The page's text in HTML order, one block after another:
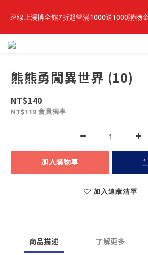
最新開賣🔥「全知讀者視角」
🎉線上漫博全館7折起💛滿1000送1000購物
【抽籤堂】 影之強者、你又被殺了呢，偵探
最新開賣🔥「全知讀者視角」 周
熊熊勇闖異世界 (10)
NT$140
NT$119 會員獨享
加入購物車
加入追蹤清單
商品描述 了解更多